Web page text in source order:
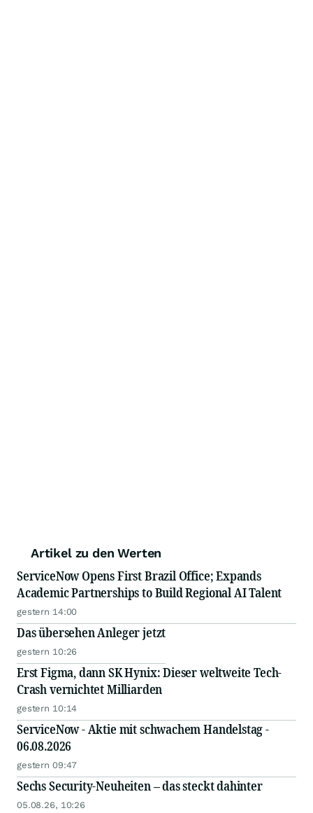
Artikel zu den Werten
ServiceNow Opens First Brazil Office; Expands
Academic Partnerships to Build Regional AI Talent
gestern 14:00
Das übersehen Anleger jetzt
gestern 10:26
Erst Figma, dann SK Hynix: Dieser weltweite Tech-
Crash vernichtet Milliarden
gestern 10:14
ServiceNow - Aktie mit schwachem Handelstag -
06.08.2026
gestern 09:47
Sechs Security-Neuheiten – das steckt dahinter
05.08.26, 10:26